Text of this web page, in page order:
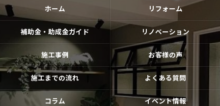
ホーム リフォーム
補助金・助成金ガイド リノベーション
施工事例 お客様の声
施工までの流れ よくある質問
コラム イベント情報